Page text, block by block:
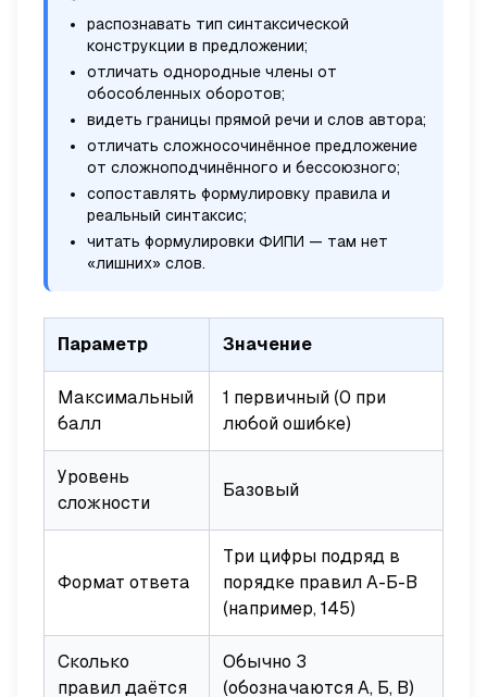
распознавать тип синтаксической
конструкции в предложении;
отличать однородные члены от
обособленных оборотов;
видеть границы прямой речи и слов автора;
отличать сложносочинённое предложение
от сложноподчинённого и бессоюзного;
сопоставлять формулировку правила и
реальный синтаксис;
читать формулировки ФИПИ — там нет
«лишних» слов.
Параметр Значение
Максимальный
балл
1 первичный (0 при
любой ошибке)
Уровень
сложности
Базовый
Формат ответа
Три цифры подряд в
порядке правил А-Б-В
(например, 145)
Сколько
правил даётся
Обычно 3
(обозначаются А, Б, В)